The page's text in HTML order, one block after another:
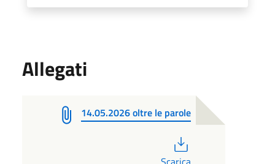
Allegati
14.05.2026 oltre le parole